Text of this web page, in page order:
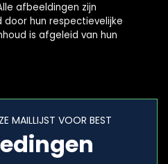
afbeeldingen zijn
hun respectievelijke
is afgeleid van hun
MAILLIJST VOOR BEST